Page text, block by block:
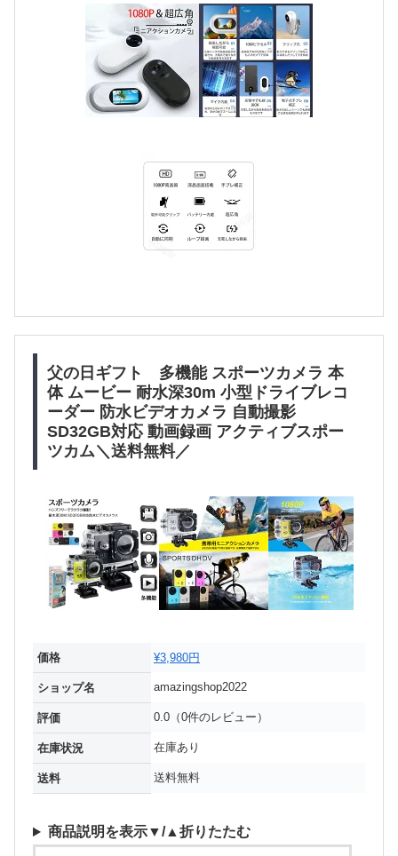
父の日ギフト 多機能 スポーツカメラ 本
体 ムービー 耐水深30m 小型ドライブレコ
ーダー 防水ビデオカメラ 自動撮影
SD32GB対応 動画録画 アクティブスポー
ツカム＼送料無料／
価格 ¥3,980円
ショップ名 amazingshop2022
評価 0.0（0件のレビュー）
在庫状況 在庫あり
送料 送料無料
商品説明を表示▼/▲折りたたむ